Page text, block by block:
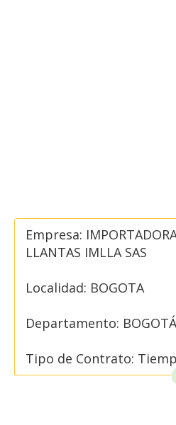
Empresa:
LLANTAS IMLLA SAS
Localidad: BOGOTA
Departamento:
Tipo de Contrato: